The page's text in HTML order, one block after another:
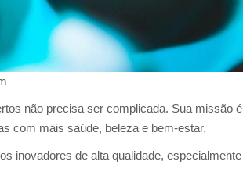
não precisa ser complicada. Sua missão é
com mais saúde, beleza e bem-estar.
inovadores de alta qualidade, especialmente